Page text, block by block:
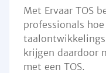
Met Ervaar TOS
professionals
krijgen daardoor
met een TOS.